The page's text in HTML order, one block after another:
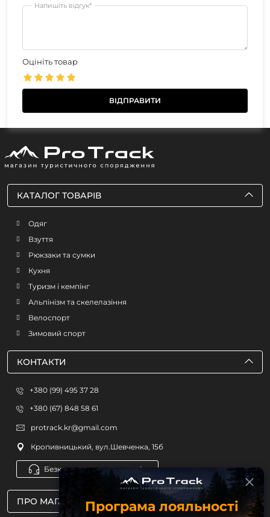
Напишіть відгук*
Оцініть товар
ПРО МАГАЗИН
КАТАЛОГ ТОВАРІВ
Одяг
Взуття
Рюкзаки та сумки
Кухня
Туризм і кемпінг
Альпінізм та скелелазіння
Велоспорт
Зимовий спорт
КОНТАКТИ
+380 (99) 495 37 28
+380 (67) 848 58 61
protrack.kr@gmail.com
Кропивницький, вул.Шевченка, 15б
Безкоштовна консультація
Програма лояльності